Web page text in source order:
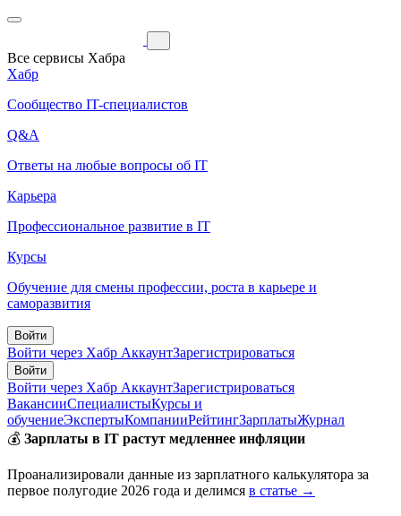
Все сервисы Хабра
Хабр
Сообщество IT-специалистов
Q&A
Ответы на любые вопросы об IT
Карьера
Профессиональное развитие в IT
Курсы
Обучение для смены профессии, роста в карьере и
саморазвития
Войти
Войти через Хабр АккаунтЗарегистрироваться
Войти
Войти через Хабр АккаунтЗарегистрироваться
ВакансииСпециалистыКурсы и
обучениеЭкспертыКомпанииРейтингЗарплатыЖурнал
💰 Зарплаты в IT растут медленнее инфляции
Проанализировали данные из зарплатного калькулятора за
первое полугодие 2026 года и делимся в статье →